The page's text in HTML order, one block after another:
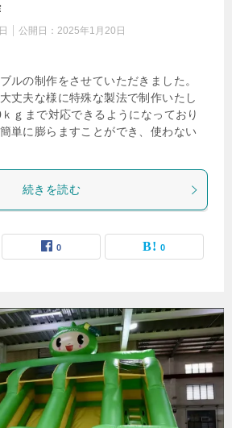
公開日： 2025年1月20日
ルの制作をさせていただきました。
丈夫な様に特殊な製法で制作いたし
ｇまで対応できるようになっており
単に膨らますことができ、使わない
続きを読む
0 0